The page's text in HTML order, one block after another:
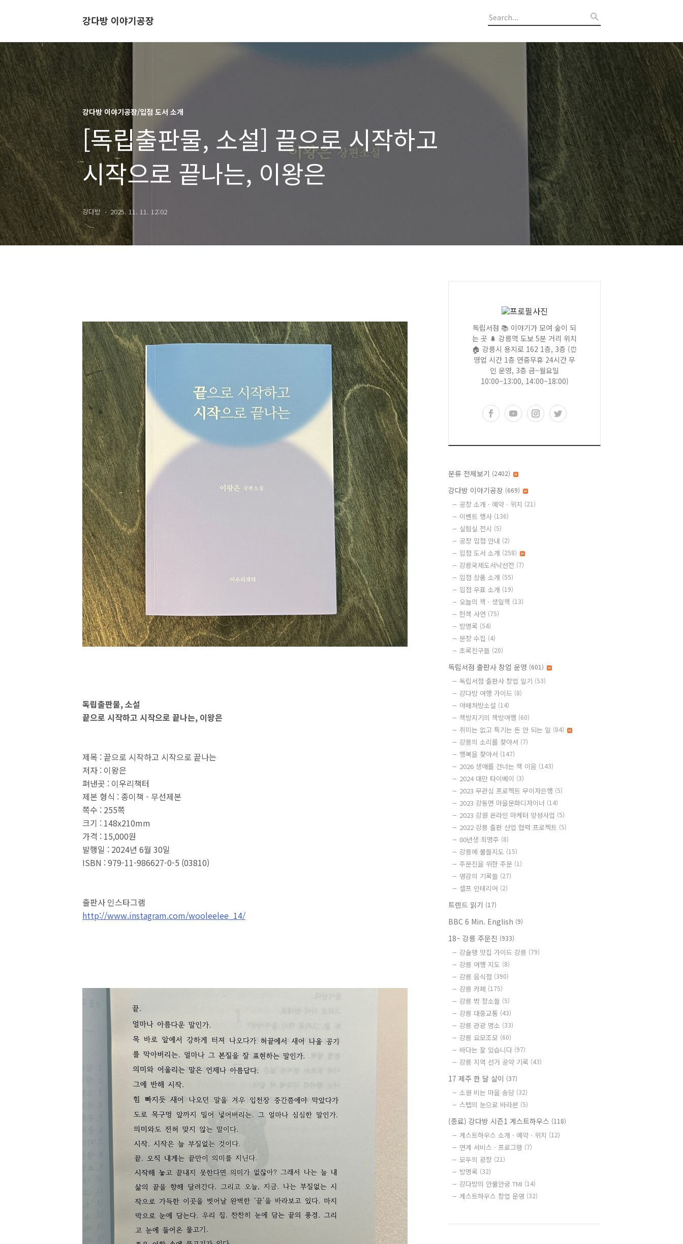
강다방 이야기공장
강다방 이야기공장/입점 도서 소개
[독립출판물, 소설] 끝으로 시작하고
시작으로 끝나는, 이왕은
강다방 2025. 11. 11. 12:02
독립출판물, 소설
끝으로 시작하고 시작으로 끝나는, 이왕은
제목 : 끝으로 시작하고 시작으로 끝나는
저자 : 이왕은
펴낸곳 : 이우리책터
제본 형식 : 종이책 - 무선제본
쪽수 : 255쪽
크기 : 148x210mm
가격 : 15,000원
발행일 : 2024년 6월 30일
ISBN : 979-11-986627-0-5 (03810)
출판사 인스타그램
http://www.instagram.com/wooleelee_14/
독립서점 📚 이야기가 모여 숲이 되
는 곳 🌲 강릉역 도보 5분 거리 위치
🏠 강릉시 용지로 162 1층, 3층 (⏰
영업 시간 1층 연중무휴 24시간 무
인 운영, 3층 금~월요일
10:00~13:00, 14:00~18:00)
분류 전체보기 (2402)
강다방 이야기공장 (669)
공장 소개 · 예약 · 위치 (21)
이벤트 행사 (136)
실험실 전시 (5)
공장 입점 안내 (2)
입점 도서 소개 (258)
강릉국제도서낙선전 (7)
입점 상품 소개 (55)
입점 우표 소개 (19)
오늘의 책 · 생일책 (13)
헌책 사연 (75)
방명록 (54)
문장 수집 (4)
초록친구들 (20)
독립서점 출판사 창업 운영 (601)
독립서점 출판사 창업 일기 (53)
강다방 여행 가이드 (8)
야매처방소설 (14)
책방지기의 책방여행 (60)
취미는 없고 특기는 돈 안 되는 일 (84)
강릉의 소리를 찾아서 (7)
행복을 찾아서 (147)
2026 생애를 건너는 책 이음 (143)
2024 대만 타이베이 (3)
2023 무관심 프로젝트 무이자은행 (5)
2023 강동면 마을문화디자이너 (14)
2023 강원 온라인 마케터 양성사업 (5)
2022 강릉 출판 산업 협력 프로젝트 (5)
80년생 최명주 (8)
강릉에 물들지도 (15)
주문진을 위한 주문 (1)
영감의 기록들 (27)
셀프 인테리어 (2)
트렌드 읽기 (17)
BBC 6 Min. English (9)
18~ 강릉 주문진 (933)
강슐랭 맛집 가이드 강릉 (79)
강릉 여행 지도 (8)
강릉 음식점 (390)
강릉 카페 (175)
강릉 밖 장소들 (5)
강릉 대중교통 (43)
강릉 관광 명소 (33)
강릉 요모조모 (60)
바다는 잘 있습니다 (97)
강릉 지역 선거 공약 기록 (43)
17 제주 한 달 살이 (37)
소원 비는 마을 송당 (32)
스텝의 눈으로 바라본 (5)
(종료) 강다방 시즌1 게스트하우스 (118)
게스트하우스 소개 · 예약 · 위치 (12)
연계 서비스 · 프로그램 (7)
모두의 광장 (21)
방명록 (32)
강다방의 안물안궁 TMI (14)
게스트하우스 창업 운영 (32)